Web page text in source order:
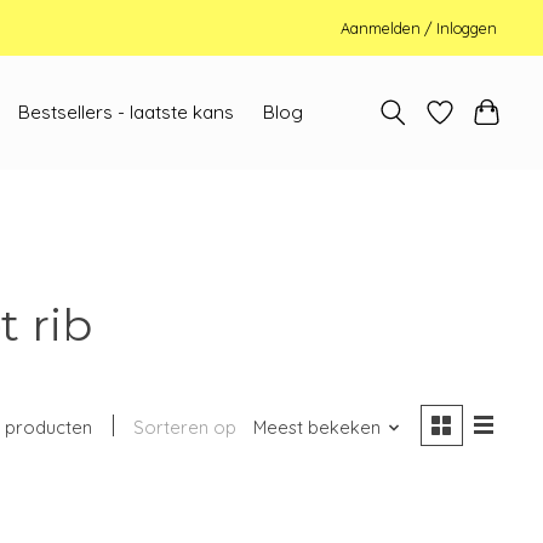
Aanmelden / Inloggen
Bestsellers - laatste kans Blog
rib
producten Sorteren op Meest bekeken